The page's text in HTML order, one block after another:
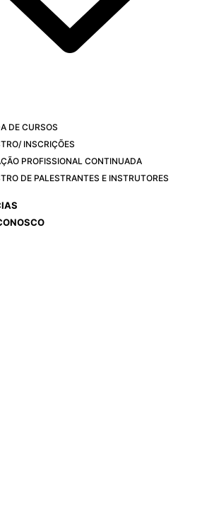
DE CURSOS
INSCRIÇÕES
PROFISSIONAL CONTINUADA
DE PALESTRANTES E INSTRUTORES